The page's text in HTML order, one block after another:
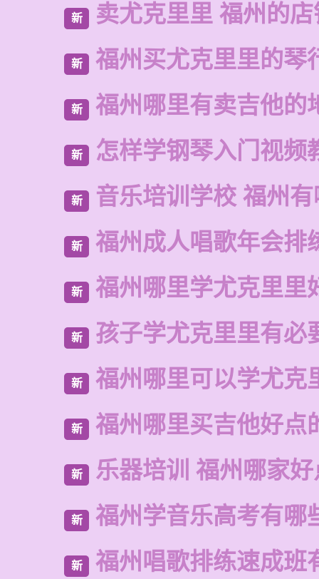
新 卖尤克里里 福州的店
新 福州买尤克里里的琴
新 福州哪里有卖吉他的
新 怎样学钢琴入门视频
新 音乐培训学校 福州
新 福州成人唱歌年会排
新 福州哪里学尤克里里
新 孩子学尤克里里有必
新 福州哪里可以学尤克
新 福州哪里买吉他好点
新 乐器培训 福州哪家
新 福州学音乐高考有哪
新 福州唱歌排练速成班